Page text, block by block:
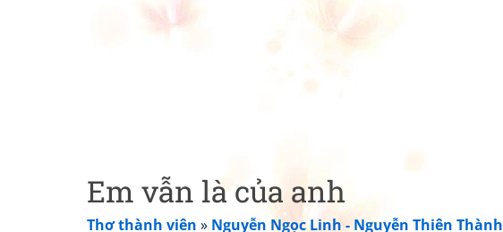
Em vẫn là của anh
Thơ thành viên » Nguyễn Ngọc Linh - Nguyễn Thiên Thành